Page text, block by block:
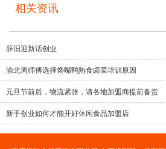
相关资讯
辞旧迎新话创业
渝北周师傅选择馋嘴鸭熟食卤菜培训原因
元旦节前后，物流紧张，请各地加盟商提前备货
新手创业如何才能开好休闲食品加盟店